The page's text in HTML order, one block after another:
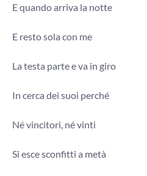
E quando arriva la notte
E resto sola con me
La testa parte e va in giro
In cerca dei suoi perché
Né vincitori, né vinti
Si esce sconfitti a metà